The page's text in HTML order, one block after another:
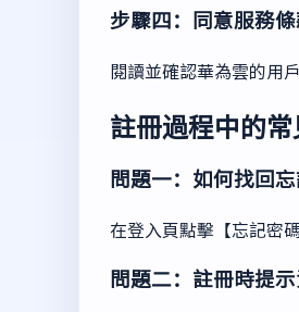
步驟四：同意服務
閱讀並確認華為雲的用
註冊過程中的常
問題一：如何找回忘
在登入頁點擊【忘記密
問題二：註冊時提示